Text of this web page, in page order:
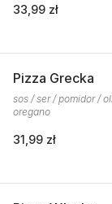
33,99 zł
Pizza Grecka
sos / ser / pomidor /
oregano
31,99 zł